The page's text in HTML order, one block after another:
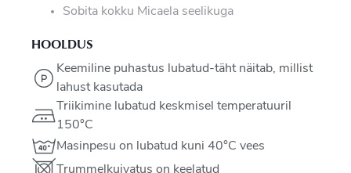
Sobita kokku Micaela seelikuga
HOOLDUS
Keemiline puhastus lubatud-täht näitab, millist
lahust kasutada
Triikimine lubatud keskmisel temperatuuril
150°C
Masinpesu on lubatud kuni 40°C vees
Trummelkuivatus on keelatud